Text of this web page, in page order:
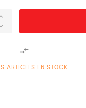

ARTICLES EN STOCK